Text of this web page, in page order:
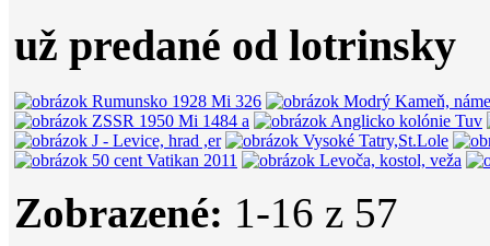
už predané od lotrinsky
Zobrazené: 1-16 z 57